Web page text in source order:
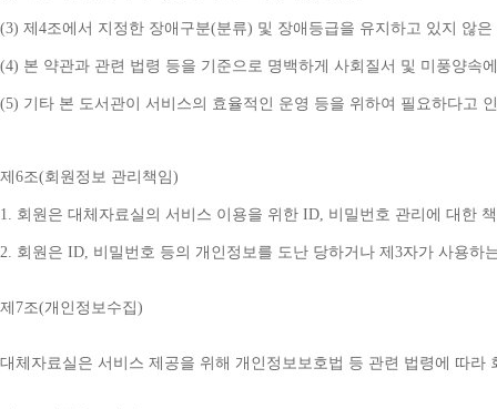
(3) 제 4조에서 지정한 장애구분(분류) 및 장애등급을 유지하고 있지 않은
(4) 본 약관과 관련 법령 등을 기준으로 명백하게 사회질서 및 미풍양속
(5) 기타 본 도서관이 서비스의 효율적인 운영 등을 위하여 필요하다고
제 6조(회원정보 관리책임)
1. 회원은 대체자료실의 서비스 이용을 위한 ID, 비밀번호 관리에 대한
2. 회원은 ID, 비밀번호 등의 개인정보를 도난 당하거나 제 3자가 사용하
제 7조(개인정보수집)
대체자료실은 서비스 제공을 위해 개인정보보호법 등 관련 법령에 따라